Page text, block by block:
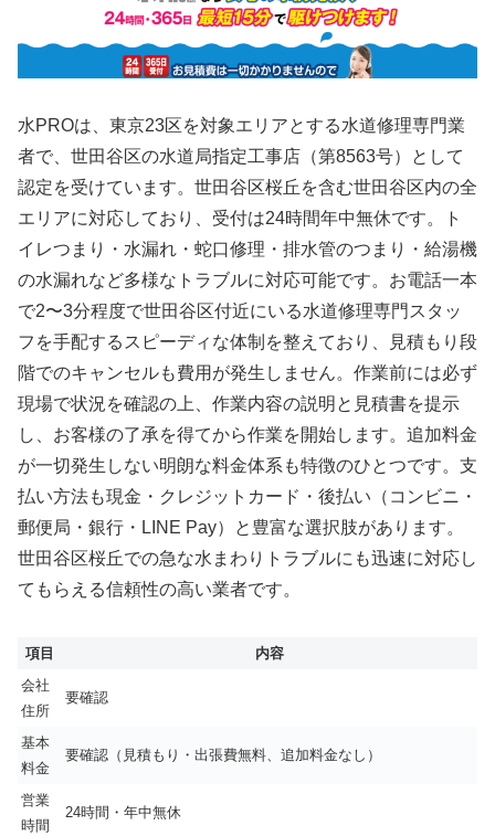
水PROは、東京23区を対象エリアとする水道修理専門業
者で、世田谷区の水道局指定工事店（第8563号）として
認定を受けています。世田谷区桜丘を含む世田谷区内の全
エリアに対応しており、受付は24時間年中無休です。ト
イレつまり・水漏れ・蛇口修理・排水管のつまり・給湯機
の水漏れなど多様なトラブルに対応可能です。お電話一本
で2〜3分程度で世田谷区付近にいる水道修理専門スタッ
フを手配するスピーディな体制を整えており、見積もり段
階でのキャンセルも費用が発生しません。作業前には必ず
現場で状況を確認の上、作業内容の説明と見積書を提示
し、お客様の了承を得てから作業を開始します。追加料金
が一切発生しない明朗な料金体系も特徴のひとつです。支
払い方法も現金・クレジットカード・後払い（コンビニ・
郵便局・銀行・LINE Pay）と豊富な選択肢があります。
世田谷区桜丘での急な水まわりトラブルにも迅速に対応し
てもらえる信頼性の高い業者です。
項目
内容
会社
住所
要確認
基本
料金
要確認（見積もり・出張費無料、追加料金なし）
営業
時間
24時間・年中無休